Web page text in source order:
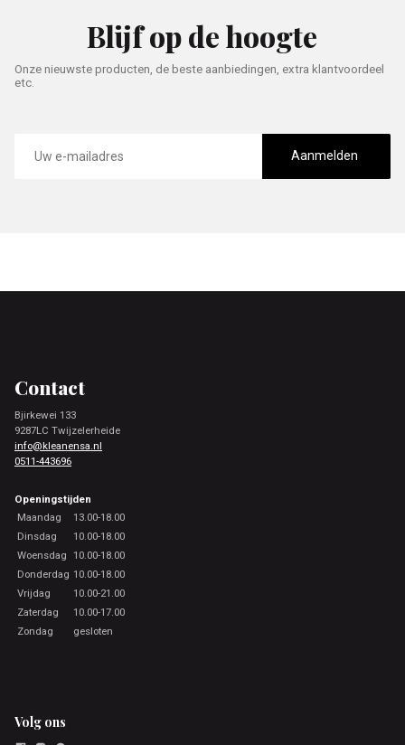
Blijf op de hoogte
Onze nieuwste producten, de beste aanbiedingen, extra klantvoordeel
etc.
mailadres
Aanmelden
Contact
Bjirkewei 133
9287LC Twijzelerheide
info@kleanensa.nl
0511-443696
Openingstijden
Maandag
13.00-18.00
Dinsdag
10.00-18.00
Woensdag 10.00-18.00
Donderdag 10.00-18.00
Vrijdag
10.00-21.00
Zaterdag
10.00-17.00
Zondag
gesloten
Volg ons